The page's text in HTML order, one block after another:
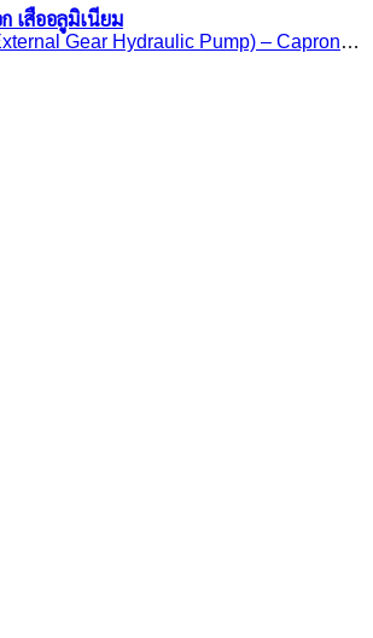
เสื้ออลูมิเนียม
Gear Hydraulic Pump) – Caproni